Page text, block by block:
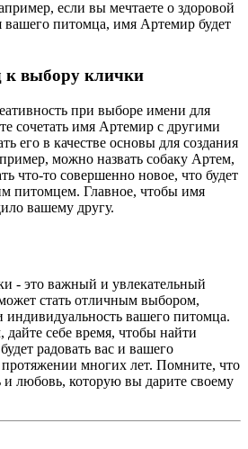
если вы мечтаете о здоровой
вашего питомца, имя Артемир будет
к выбору клички
при выборе имени для
сочетать имя Артемир с другими
его в качестве основы для создания
можно назвать собаку Артем,
что-то совершенно новое, что будет
питомцем. Главное, чтобы имя
вашему другу.
- это важный и увлекательный
стать отличным выбором,
вашего питомца.
себе время, чтобы найти
радовать вас и вашего
протяжении многих лет. Помните, что
и любовь, которую вы дарите своему